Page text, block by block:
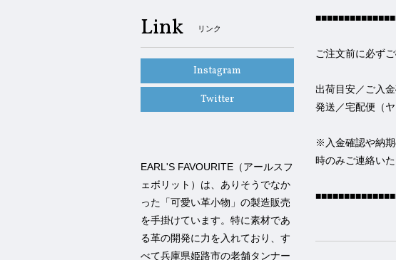
ご注文前に必ずご
出荷目安／ご入
発送／宅配便（ヤ
※入金確認や納
時のみご連絡いた
Link リンク
Instagram
Twitter
EARL'S FAVOURITE（アールスフ
ェボリット）は、ありそうでなか
った「可愛い革小物」の製造販売
を手掛けています。特に素材であ
る革の開発に力を入れており、す
べて兵庫県姫路市の老舗タンナー